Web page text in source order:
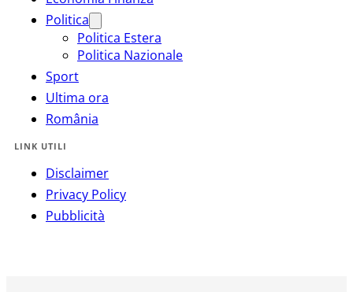
Politica
Politica Estera
Politica Nazionale
Sport
Ultima ora
România
LINK UTILI
Disclaimer
Privacy Policy
Pubblicità